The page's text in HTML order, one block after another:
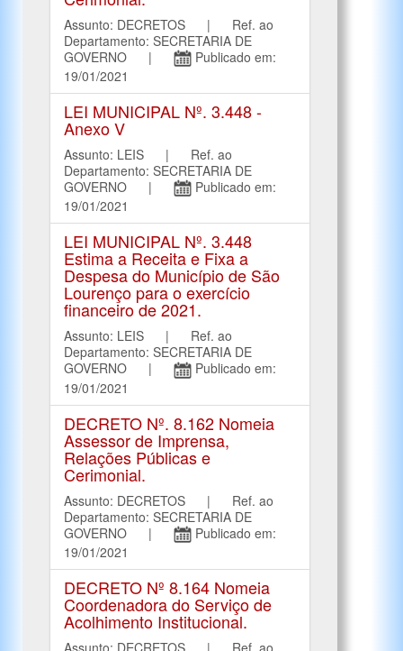
Assunto: DECRETOS | Ref. ao
Departamento: SECRETARIA DE
GOVERNO |
Publicado em:
19/01/2021
LEI MUNICIPAL Nº. 3.448 -
Anexo V
Assunto: LEIS | Ref. ao
Departamento: SECRETARIA DE
GOVERNO |
Publicado em:
19/01/2021
LEI MUNICIPAL Nº. 3.448
Estima a Receita e Fixa a
Despesa do Município de São
Lourenço para o exercício
financeiro de 2021.
Assunto: LEIS | Ref. ao
Departamento: SECRETARIA DE
GOVERNO |
Publicado em:
19/01/2021
DECRETO Nº. 8.162 Nomeia
Assessor de Imprensa,
Relações Públicas e
Cerimonial.
Assunto: DECRETOS | Ref. ao
Departamento: SECRETARIA DE
GOVERNO |
Publicado em:
19/01/2021
DECRETO Nº 8.164 Nomeia
Coordenadora do Serviço de
Acolhimento Institucional.
Assunto: DECRETOS | Ref. ao